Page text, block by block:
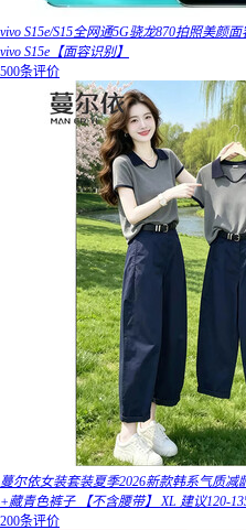
vivo S15e/S15全网通5G骁龙870拍照美颜
vivo S15e【面容识别】
500条评价
蔓尔依女装套装夏季2026新款韩系气质
+藏青色裤子 【不含腰带】 XL 建议120-
200条评价